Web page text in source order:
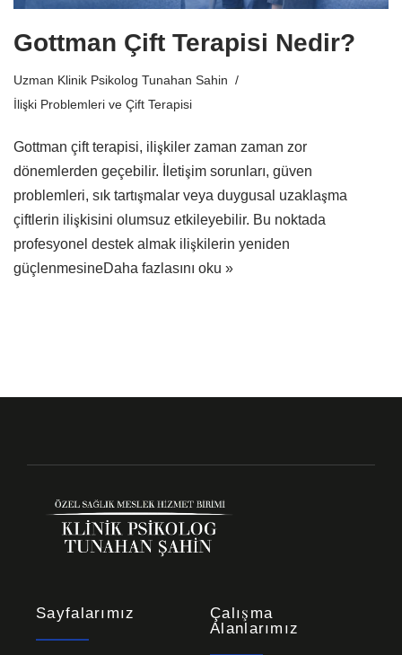
Gottman Çift Terapisi Nedir?
Uzman Klinik Psikolog Tunahan Sahin
İlişki Problemleri ve Çift Terapisi
Gottman çift terapisi, ilişkiler zaman zaman zor
dönemlerden geçebilir. İletişim sorunları, güven
problemleri, sık tartışmalar veya duygusal uzaklaşma
çiftlerin ilişkisini olumsuz etkileyebilir. Bu noktada
profesyonel destek almak ilişkilerin yeniden
güçlenmesineDaha fazlasını oku »
Sayfalarımız
Çalışma
Alanlarımız